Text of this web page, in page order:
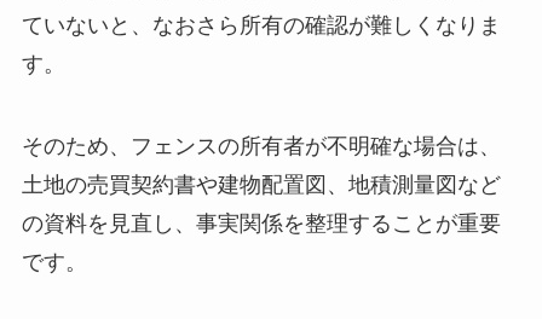
ていないと、なおさら所有の確認が難しくなりま
す。
そのため、フェンスの所有者が不明確な場合は、
土地の売買契約書や建物配置図、地積測量図など
の資料を見直し、事実関係を整理することが重要
です。